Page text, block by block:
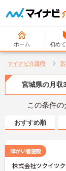
ホーム 初め
マイナビ介護職
宮城県の月収
この条件
おすすめ順
障がい者施設
株式会社ツクイツ